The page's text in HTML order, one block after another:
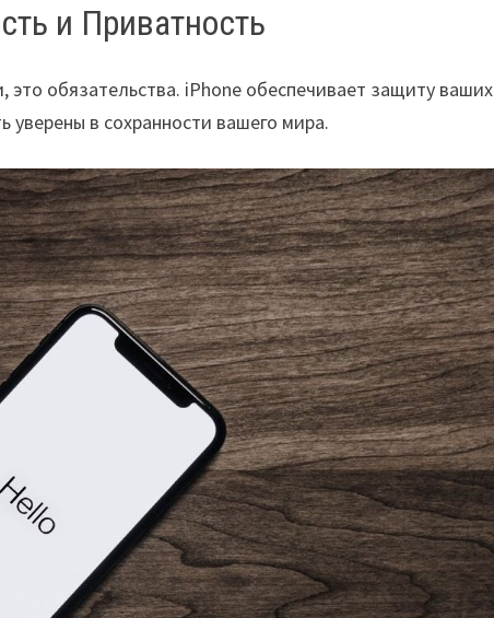
и Приватность
обязательства. iPhone обеспечивает защиту ваших
в сохранности вашего мира.